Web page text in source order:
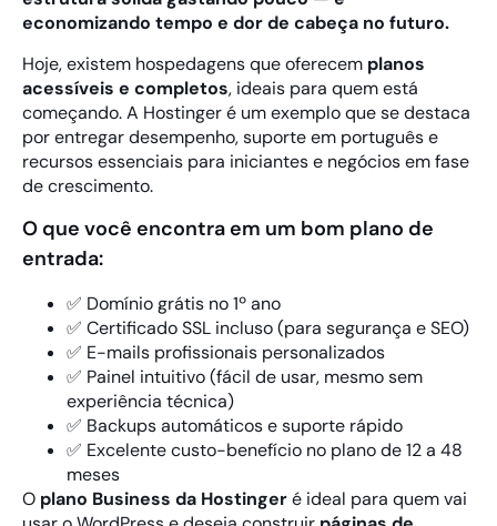
economizando tempo e dor de cabeça no futuro.
Hoje, existem hospedagens que oferecem planos
acessíveis e completos, ideais para quem está
começando. A Hostingeré um exemplo que se destaca
por entregar desempenho, suporte em português e
recursos essenciais para iniciantes e negócios em fase
de crescimento.
O que você encontra em um bom plano de
entrada:
✅ Domínio grátis no 1º ano
✅ Certificado SSL incluso (para segurança e SEO)
✅ E-mails profissionais personalizados
✅ Painel intuitivo (fácil de usar, mesmo sem
experiência técnica)
✅ Backups automáticos e suporte rápido
✅ Excelente custo-benefício no plano de 12 a 48
meses
O plano Business da Hostingeré ideal para quem vai